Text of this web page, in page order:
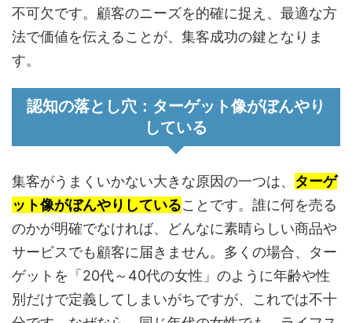
不可欠です。顧客のニーズを的確に捉え、最適な方
法で価値を伝えることが、集客成功の鍵となりま
す。
認知の落とし穴：ターゲット像がぼんやり
している
集客がうまくいかない大きな原因の一つは、 ターゲ
ット像がぼんやりしていることです。誰に何を売る
のかが明確でなければ、どんなに素晴らしい商品や
サービスでも顧客に届きません。多くの場合、ター
ゲットを「20代～40代の女性」のように年齢や性
別だけで定義してしまいがちですが、これでは不十